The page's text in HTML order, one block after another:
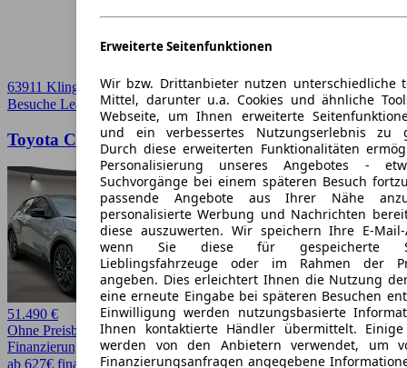
63911 Klingenberg
Besuche Leasingmarkt ➚
Toyota C-HR C-HR+ 77kWh AWD Lounge (NG26)
51.490 €
Ohne Preisbewertung
Finanzierung möglich
ab 627€ finanzieren ↗
Erweiterte Seitenfunktionen
Wir bzw. Drittanbieter nutzen unterschiedliche
Mittel, darunter u.a. Cookies und ähnliche
Webseite, um Ihnen erweiterte
und ein verbessertes Nutzungserlebnis zu
Durch diese erweiterten Funktionalitäten
Personalisierung unseres Angebotes -
Suchvorgänge bei einem späteren Besuch
passende Angebote aus Ihrer Nähe
personalisierte Werbung und Nachrichten
diese auszuwerten. Wir speichern Ihre E-Mail-
wenn Sie diese für gespeicherte
Lieblingsfahrzeuge oder im Rahmen der
angeben. Dies erleichtert Ihnen die Nutzung
eine erneute Eingabe bei späteren Besuchen
Einwilligung werden nutzungsbasierte
Ihnen kontaktierte Händler übermittelt. Einige
werden von den Anbietern verwendet, um
Finanzierungsanfragen angegebene